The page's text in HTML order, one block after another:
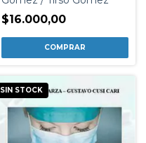
$16.000,00
SIN STOCK